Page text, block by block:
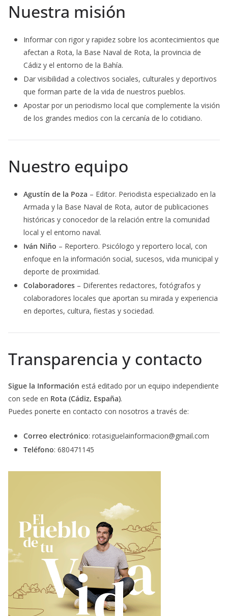
Nuestra misión
Informar con rigor y rapidez sobre los acontecimientos que
afectan a Rota, la Base Naval de Rota, la provincia de
Cádiz y el entorno de la Bahía.
Dar visibilidad a colectivos sociales, culturales y deportivos
que forman parte de la vida de nuestros pueblos.
Apostar por un periodismo local que complemente la visión
de los grandes medios con la cercanía de lo cotidiano.
Nuestro equipo
Agustín de la Poza – Editor. Periodista especializado en la
Armada y la Base Naval de Rota, autor de publicaciones
históricas y conocedor de la relación entre la comunidad
local y el entorno naval.
Iván Niño – Reportero. Psicólogo y reportero local, con
enfoque en la información social, sucesos, vida municipal y
deporte de proximidad.
Colaboradores – Diferentes redactores, fotógrafos y
colaboradores locales que aportan su mirada y experiencia
en deportes, cultura, fiestas y sociedad.
Transparencia y contacto
Sigue la Información está editado por un equipo independiente
con sede en Rota (Cádiz, España).
Puedes ponerte en contacto con nosotros a través de:
Correo electrónico: rotasiguelainformacion@gmail.com
Teléfono: 680471145